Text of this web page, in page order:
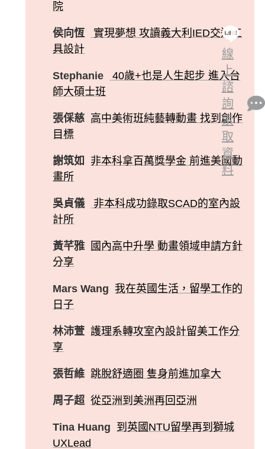
院
侯向恆
實現夢想 攻讀義大利IED交通工
具設計
Stephanie
40歲+也是人生起步 進入台
師大碩士班
張倸慈 高中美術班純藝轉動畫 找到創作
目標
謝筑如
非本科拿百萬獎學金 前進美國動
畫所
吳貞儀
非本科成功錄取SCAD的室內設
計所
黃芊雅
國內高中升學 動畫領域申請方針
分享
Mars Wang 我在英國生活，留學工作的
日子
林沛萱 護理系轉攻室內設計留美工作分
享
張哲維 跳脫舒適圈 隻身前進加拿大
周子超 從亞洲到美洲再回亞洲
Tina Huang 到英國NTU留學再到獅城
UXLead
線
上
諮
詢
索
取
資
料